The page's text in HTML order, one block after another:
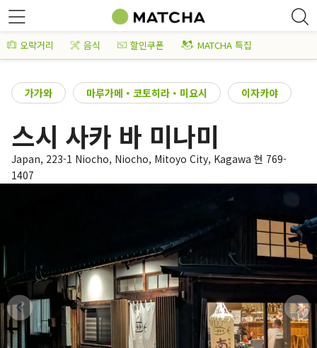
오락거리 음식 할인쿠폰 MATCHA 특집
가가와 마루가메・코토히라・미요시 이자카야
스시 사카 바 미나미
Japan, 223-1 Niocho, Niocho, Mitoyo City, Kagawa 현 769-
1407